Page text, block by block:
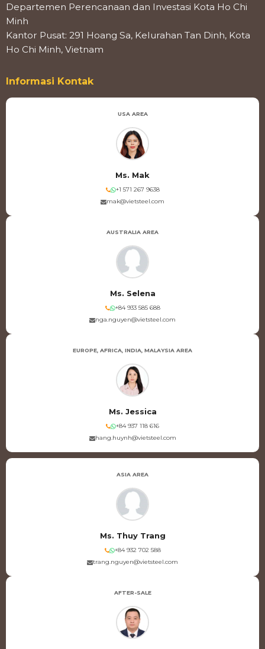
Departemen Perencanaan dan Investasi Kota Ho Chi
Minh
Kantor Pusat: 291 Hoang Sa, Kelurahan Tan Dinh, Kota
Ho Chi Minh, Vietnam
Informasi Kontak
USA AREA
Ms. Mak
+1 571 267 9638
mak@vietsteel.com
AUSTRALIA AREA
Ms. Selena
+84 933 585 688
nga.nguyen@vietsteel.com
EUROPE, AFRICA, INDIA, MALAYSIA AREA
Ms. Jessica
+84 937 118 616
hang.huynh@vietsteel.com
ASIA AREA
Ms. Thuy Trang
+84 932 702 588
trang.nguyen@vietsteel.com
AFTER-SALE